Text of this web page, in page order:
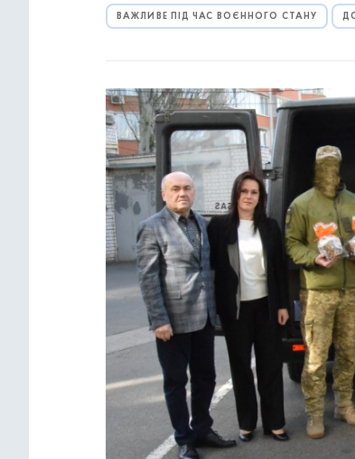
ВАЖЛИВЕ ПІД ЧАС ВОЄННОГО СТАНУ